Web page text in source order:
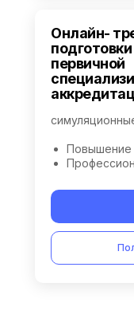
Онлайн-
первичной
Повышение